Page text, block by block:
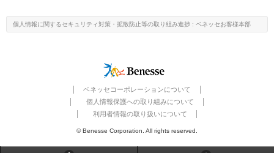
個人情報に関するセキュリティ対策・ 拡散防止等の取り組み進捗 : ベネッセお客様本部
ベネッセコーポレーションについて
個人情報保護への取り組みについて
利用者情報の取り扱いについて
© Benesse Corporation. All rights reserved.